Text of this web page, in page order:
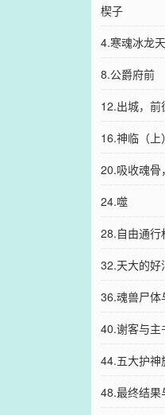
楔子
4.寒魂冰龙天
8.公爵府前
12.出城，前
16.神临（上）
20.吸收魂骨
24.噬
28.自由通行
32.天大的好
36.魂兽尸体
40.谢客与主
44.五大护神
48.最终结果